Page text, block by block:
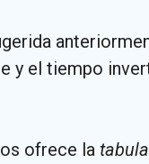
y el tiempo
ofrece la